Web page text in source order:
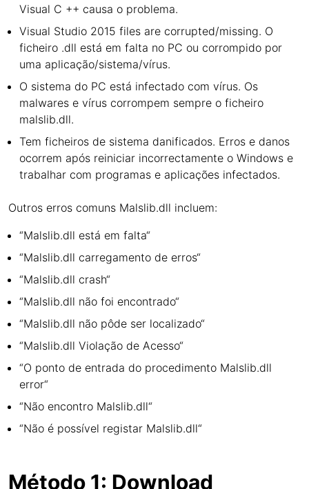
Visual C ++ causa o problema.
Visual Studio 2015 files are corrupted/missing. O
ficheiro .dll está em falta no PC ou corrompido por
uma aplicação/sistema/vírus.
O sistema do PC está infectado com vírus. Os
malwares e vírus corrompem sempre o ficheiro
malslib.dll.
Tem ficheiros de sistema danificados. Erros e danos
ocorrem após reiniciar incorrectamente o Windows e
trabalhar com programas e aplicações infectados.
Outros erros comuns Malslib.dll incluem:
“Malslib.dll está em falta“
“Malslib.dll carregamento de erros“
“Malslib.dll crash“
“Malslib.dll não foi encontrado“
“Malslib.dll não pôde ser localizado“
“Malslib.dll Violação de Acesso“
“O ponto de entrada do procedimento Malslib.dll
error“
“Não encontro Malslib.dll“
“Não é possível registar Malslib.dll“
Método 1: Download